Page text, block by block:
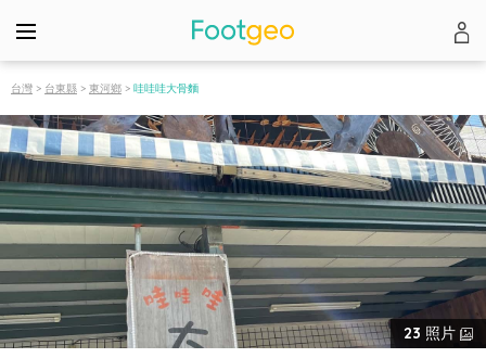
台灣 > 台東縣 > 東河鄉 > 哇哇哇大骨麵
23 照片